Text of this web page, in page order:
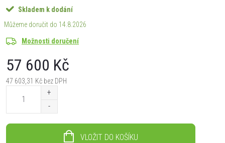
Skladem k dodání
14.8.2026
Možnosti doručení
57 600 Kč
47 603,31 Kč bez DPH
VLOŽIT DO KOŠÍKU